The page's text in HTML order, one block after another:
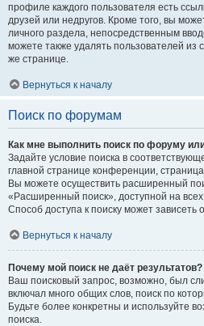
профиле каждого пользователя есть
друзей или недругов. Кроме того, вы
личного раздела, непосредственным
можете также удалять пользователей из
же странице.
Вернуться к началу
Поиск по форумам
Как мне выполнить поиск по форуму
Задайте условие поиска в
главной странице конференции,
Вы можете осуществить расширенный
«Расширенный поиск», доступной на
Способ доступа к поиску может зависеть
Вернуться к началу
Почему мой поиск не даёт результатов?
Ваш поисковый запрос, возможно, был
включал много общих слов, поиск по
Будьте более конкретны и используйте
поиска.